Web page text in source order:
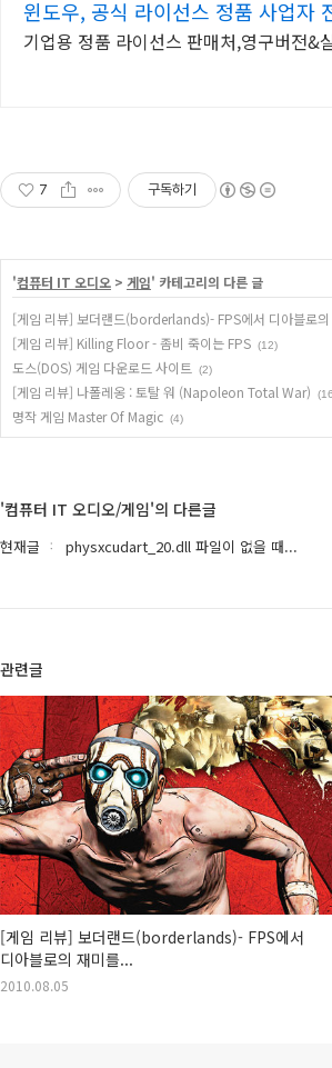
윈도우, 공식 라이선스 정품 사업자
기업용 정품 라이선스 판매처,영구버전&
7 구독하기
'컴퓨터 IT 오디오 > 게임' 카테고리의 다른 글
[게임 리뷰] 보더랜드(borderlands)- FPS에서 디아블로의
[게임 리뷰] Killing Floor - 좀비 죽이는 FPS (12)
도스(DOS) 게임 다운로드 사이트 (2)
[게임 리뷰] 나폴레옹 : 토탈 워 (Napoleon Total War)
명작 게임 Master Of Magic (4)
'컴퓨터 IT 오디오/게임'의 다른글
현재글 physxcudart_20.dll 파일이 없을 때...
관련글
[게임 리뷰] 보더랜드(borderlands)- FPS에서
디아블로의 재미를...
2010.08.05